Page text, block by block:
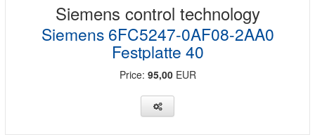
Siemens control technology
Siemens 6FC5247-0AF08-2AA0
Festplatte 40
Price: 95,00EUR